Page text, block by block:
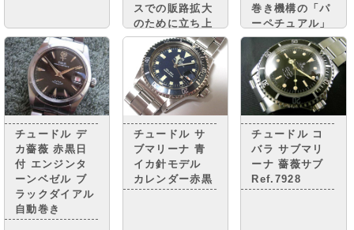
スでの販路拡大
のために立ち上
げた ロレック
スのディフュー
ジョン（普及
版）ブランドで
す。 チ
ュードルの誕生
した1930年
代、ロレックス
は 販売拡
張・・・・
巻き機構の「パ
ーペチュアル」
3.午前零時に瞬
時に日付が変わ
る「デイトジャ
スト」 これら
はロレックスの
3大発明と言わ
れています。
チュードル デ
カ薔薇 赤黒日
付 エンジンタ
ーンベゼル ブ
ラックダイアル
自動巻き
チュードル サ
ブマリーナ 青
イカ針モデル
カレンダー赤黒
チュードル コ
バラ サブマリ
ーナ 薔薇サブ
Ref.7928